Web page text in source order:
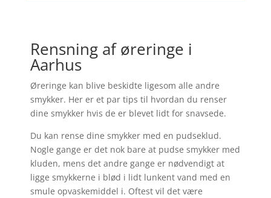
Rensning af øreringe i
Aarhus
Øreringe kan blive beskidte ligesom alle andre
smykker. Her er et par tips til hvordan du renser
dine smykker hvis de er blevet lidt for snavsede.
Du kan rense dine smykker med en pudseklud.
Nogle gange er det nok bare at pudse smykker med
kluden, mens det andre gange er nødvendigt at
ligge smykkerne i blød i lidt lunkent vand med en
smule opvaskemiddel i. Oftest vil det være